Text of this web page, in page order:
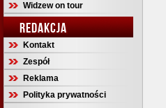
Widzew on tour
REDAKCJA
Kontakt
Zespół
Reklama
Polityka prywatności